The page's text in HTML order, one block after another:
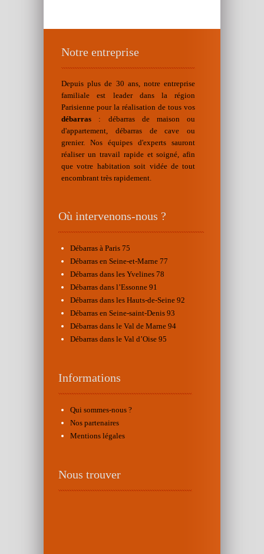
Notre entreprise
Depuis plus de 30 ans, notre entreprise
familiale est leader dans la région
Parisienne pour la réalisation de tous vos
débarras : débarras de maison ou
d'appartement, débarras de cave ou
grenier. Nos équipes d'experts sauront
réaliser un travail rapide et soigné, afin
que votre habitation soit vidée de tout
encombrant très rapidement.
Où intervenons-nous ?
Débarras à Paris 75
Débarras en Seine-et-Marne 77
Débarras dans les Yvelines 78
Débarras dans l’Essonne 91
Débarras dans les Hauts-de-Seine 92
Débarras en Seine-saint-Denis 93
Débarras dans le Val de Marne 94
Débarras dans le Val d’Oise 95
Informations
Qui sommes-nous ?
Nos partenaires
Mentions légales
Nous trouver